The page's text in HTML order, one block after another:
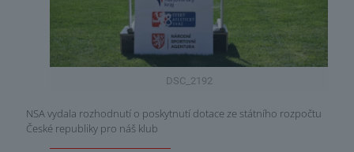
DSC_2192
NSA vydala rozhodnutí o poskytnutí dotace ze státního rozpočtu
České republiky pro náš klub